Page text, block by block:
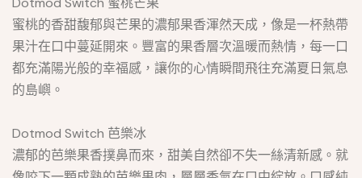
蜜桃的香甜馥郁與芒果的濃郁果香渾然天成，像是一杯熱帶
果汁在口中蔓延開來。豐富的果香層次溫暖而熱情，每一口
都充滿陽光般的幸福感，讓你的心情瞬間飛往充滿夏日氣息
的島嶼。
Dotmod Switch 芭樂冰
濃郁的芭樂果香撲鼻而來，甜美自然卻不失一絲清新感。就